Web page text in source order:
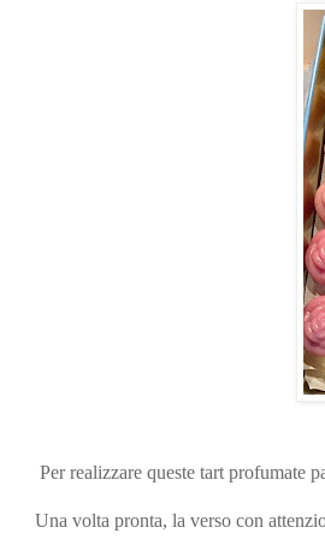
Per realizzare queste tart profumate
Una volta pronta, la verso con